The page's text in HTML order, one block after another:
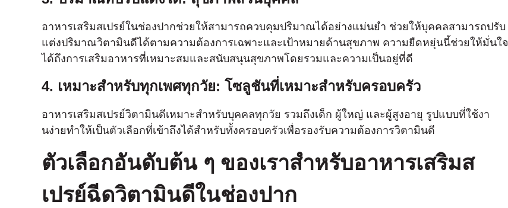
อาหารเสริมสเปรย์ในช่องปากช่วยให้สามารถควบคุมปริมาณได้อย่างแม่นยํา ช่วยให้บุคคลสามารถปรับ
แต่งปริมาณวิตามินดีได้ตามความต้องการเฉพาะและเป้าหมายด้านสุขภาพ ความยืดหยุ่นนี้ช่วยให้มั่นใจ
ได้ถึงการเสริมอาหารที่เหมาะสมและสนับสนุนสุขภาพโดยรวมและความเป็นอยู่ที่ดี
4. เหมาะสําหรับทุกเพศทุกวัย: โซลูชันที่เหมาะสําหรับครอบครัว
อาหารเสริมสเปรย์วิตามินดีเหมาะสําหรับบุคคลทุกวัย รวมถึงเด็ก ผู้ใหญ่ และผู้สูงอายุ รูปแบบที่ใช้งา
นง่ายทําให้เป็นตัวเลือกที่เข้าถึงได้สําหรับทั้งครอบครัวเพื่อรองรับความต้องการวิตามินดี
ตัวเลือกอันดับต้น ๆ ของเราสําหรับอาหารเสริมส
เปรย์ฉีดวิตามินดีในช่องปาก